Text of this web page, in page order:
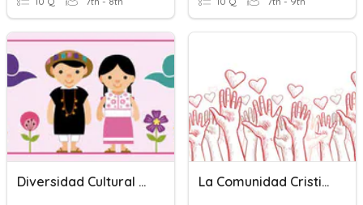
Diversidad Cultural Y Lingüística La Comunidad Cristiana